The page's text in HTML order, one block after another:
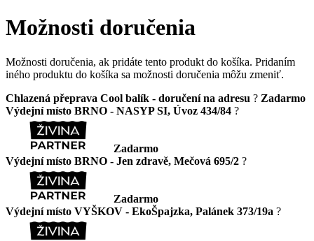
Možnosti doručenia
Možnosti doručenia, ak pridáte tento produkt do košíka. Pridaním
iného produktu do košíka sa možnosti doručenia môžu zmeniť.
Chlazená přeprava Cool balík - doručení na adresu ? Zadarmo
Výdejní místo BRNO - NASYP SI, Úvoz 434/84 ?
Zadarmo
Výdejní místo BRNO - Jen zdravě, Mečová 695/2 ?
Zadarmo
Výdejní místo VYŠKOV - EkoŠpajzka, Palánek 373/19a ?